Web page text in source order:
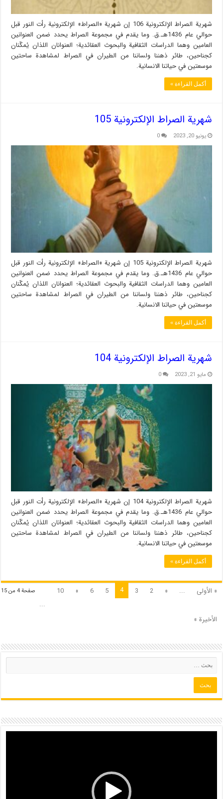
شهریة الصراط الإلكترونية 106 إن شهریة «الصراط» الإلكترونية رأت النور قبل
حوالي عام 1436هـ.ق. وما يقدم في مجموعة الصراط يحدد ضمن العنوانين
العامين وهما الدراسات الثقافية والبحوث العقائدية؛ العنوانان اللذان يُمكّنان
كجناحين، طائر ذهننا ولساننا من الطيران في الصراط لمشاهدة ساحتين
موسعتين في حياتنا الانسانية.
أكمل القراءة »
شهریة الصراط الإلكترونية 105
يونيو 20, 2023 0
شهریة الصراط الإلكترونية 105 إن شهریة «الصراط» الإلكترونية رأت النور قبل
حوالي عام 1436هـ.ق. وما يقدم في مجموعة الصراط يحدد ضمن العنوانين
العامين وهما الدراسات الثقافية والبحوث العقائدية؛ العنوانان اللذان يُمكّنان
كجناحين، طائر ذهننا ولساننا من الطيران في الصراط لمشاهدة ساحتين
موسعتين في حياتنا الانسانية.
أكمل القراءة »
شهریة الصراط الإلكترونية 104
مايو 21, 2023 0
شهریة الصراط الإلكترونية 104 إن شهریة «الصراط» الإلكترونية رأت النور قبل
حوالي عام 1436هـ.ق. وما يقدم في مجموعة الصراط يحدد ضمن العنوانين
العامين وهما الدراسات الثقافية والبحوث العقائدية؛ العنوانان اللذان يُمكّنان
كجناحين، طائر ذهننا ولساننا من الطيران في الصراط لمشاهدة ساحتين
موسعتين في حياتنا الانسانية.
أكمل القراءة »
صفحة 4 من 15 « الأولى ...
«
2
3
4
5
6
»
10
...
الأخيرة »